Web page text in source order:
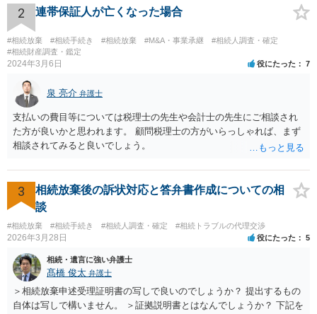
2 連帯保証人が亡くなった場合
#相続放棄 #相続手続き #相続放棄 #M&A・事業承継
#相続人調査・確定
#相続財産調査・鑑定
2024年3月6日 役にたった 7
泉 亮介 弁護士
支払いの費目等については税理士の先生や会計士の先生にご相談され
た方が良いかと思われます。 顧問税理士の方がいらっしゃれば、まず
相談されてみると良いでしょう。
3
相続放棄後の訴状対応と答弁書作成についての相
談
#相続放棄 #相続手続き #相続人調査・確定 #相続トラブルの代理交渉
2026年3月28日 役にたった 5
相続・遺言に強い弁護士
髙橋 俊太 弁護士
＞相続放棄申述受理証明書の写しで良いのでしょうか？ 提出するもの
自体は写しで構いません。 ＞証拠説明書とはなんでしょうか？ 下記を